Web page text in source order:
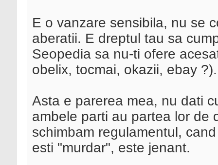
E o vanzare sensibila, nu se
aberatii. E dreptul tau sa
Seopedia sa nu-ti ofere
obelix, tocmai, okazii, ebay ?).
Asta e parerea mea, nu dati
ambele parti au partea lor de
schimbam regulamentul,
esti "murdar", este jenant.